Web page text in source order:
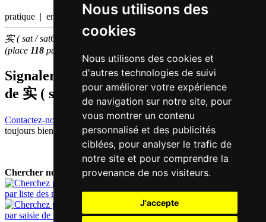
Nous utilisons des
cookies
Nous utilisons des cookies et
d'autres technologies de suivi
pour améliorer votre expérience
de navigation sur notre site, pour
vous montrer un contenu
personnalisé et des publicités
ciblées, pour analyser le trafic de
notre site et pour comprendre la
provenance de nos visiteurs.
J'accepte
pratique | entité
实 ( sat / sat6 ) fait partie des500caractères chinois
(place 118 parmi les
Signaler traduction fausse ou manquante
de 实 ( sat / sat6 )
Contactez-nous!
Votre feedback et critique constructive seront
toujours bienvenus.
Chercher nouveau mot:
par liste des mots
par saisie de texte